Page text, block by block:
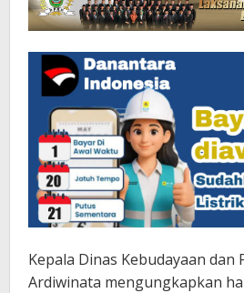
Kepala Dinas Kebudayaan dan
Ardiwinata mengungkapkan